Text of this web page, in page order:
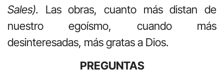
Sales). Las obras, cuanto más distan de
nuestro egoísmo, cuando más
desinteresadas, más gratas a Dios.
PREGUNTAS